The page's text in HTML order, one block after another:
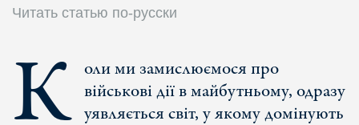
Читать статью по-русски
К оли ми замислюємося про
військові дії в майбутньому, одразу
уявляється світ, у якому домінують